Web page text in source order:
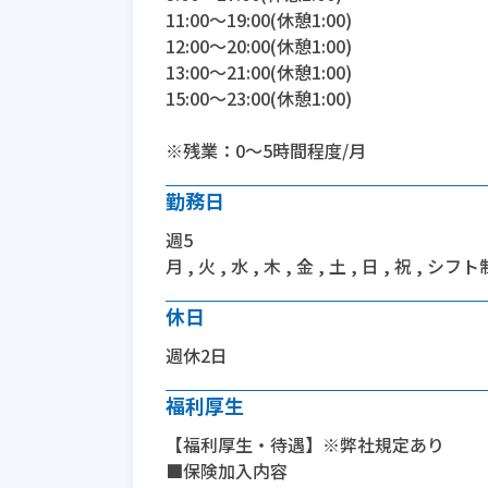
11:00〜19:00(休憩1:00)
12:00〜20:00(休憩1:00)
13:00〜21:00(休憩1:00)
15:00〜23:00(休憩1:00)
※残業：0〜5時間程度/月
勤務日
週5
月 , 火 , 水 , 木 , 金 , 土 , 日 , 祝 , シフト
休日
週休2日
福利厚生
【福利厚生・待遇】※弊社規定あり
■保険加入内容